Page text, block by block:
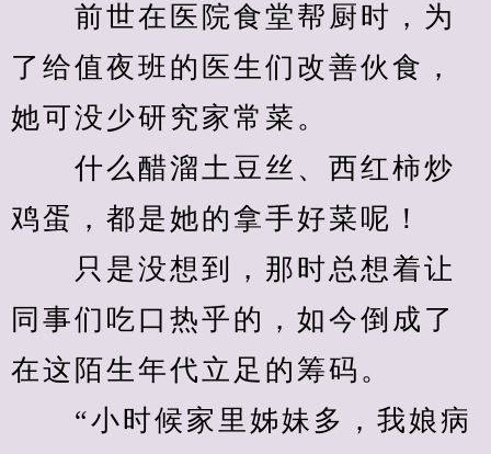
前世在医院食堂帮厨时，为
了给值夜班的医生们改善伙食，
她可没少研究家常菜。
什么醋溜土豆丝、西红柿炒
鸡蛋，都是她的拿手好菜呢！
只是没想到，那时总想着让
同事们吃口热乎的，如今倒成了
在这陌生年代立足的筹码。
“小时候家里姊妹多，我娘病